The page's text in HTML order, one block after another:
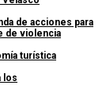
de acciones para
de violencia
turística
los